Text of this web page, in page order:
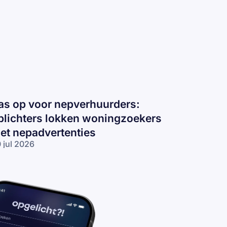
op voor nepverhuurders:
lokken woningzoekers
nepadvertenties
jul 2026